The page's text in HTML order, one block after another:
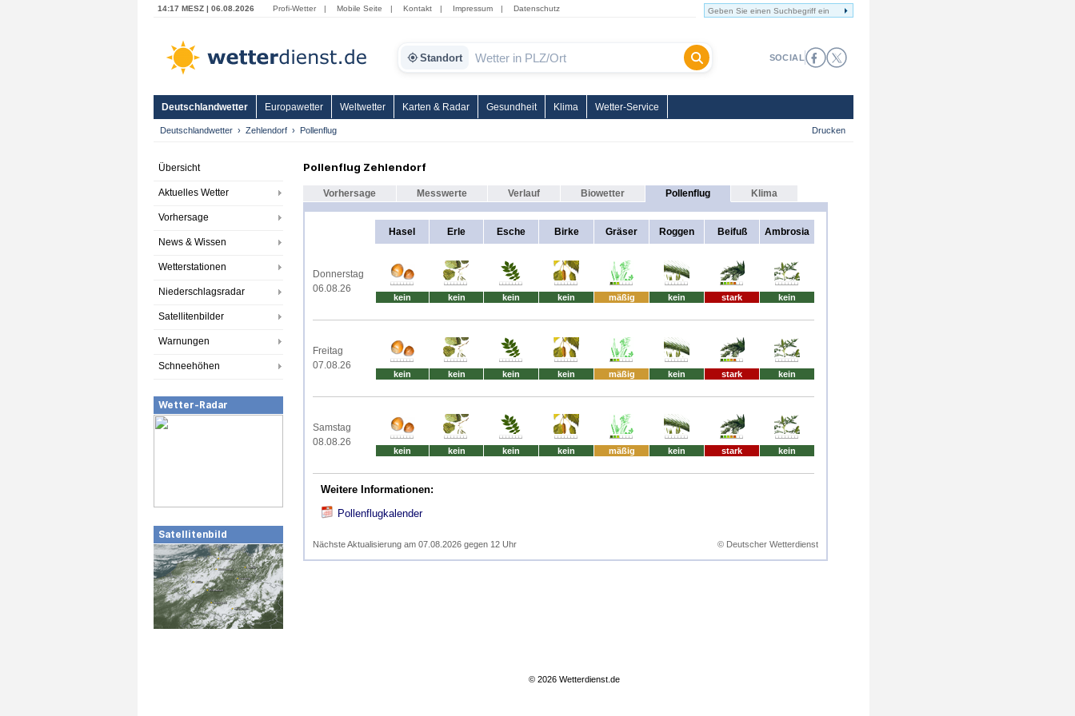
14:17 MESZ | 06.08.2026 Profi-Wetter | Mobile Seite | Kontakt | Impressum | Datenschutz
Standort SOCIAL
Deutschlandwetter Europawetter Weltwetter Karten & Radar Gesundheit Klima Wetter-Service
Deutschlandwetter Zehlendorf Pollenflug Drucken
Übersicht
Aktuelles Wetter
Vorhersage
News & Wissen
Wetterstationen
Niederschlagsradar
Satellitenbilder
Warnungen
Schneehöhen
Wetter-Radar
Satellitenbild
Pollenflug Zehlendorf
Vorhersage Messwerte Verlauf Biowetter Pollenflug Klima
Hasel Erle Esche Birke Gräser Roggen Beifuß Ambrosia
Donnerstag
06.08.26
kein kein kein kein mäßig kein stark kein
Freitag
07.08.26
kein kein kein kein mäßig kein stark kein
Samstag
08.08.26
kein kein kein kein mäßig kein stark kein
Weitere Informationen:
Pollenflugkalender
Nächste Aktualisierung am 07.08.2026 gegen 12 Uhr © Deutscher Wetterdienst
© 2026 Wetterdienst.de